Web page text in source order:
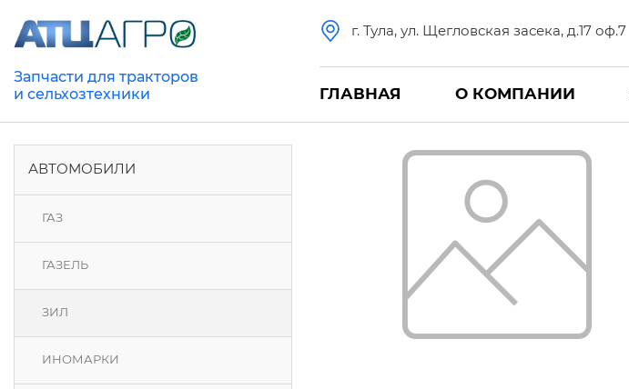
Запчасти для тракторов
и сельхозтехники
г. Тула, ул. Щегловская засека, д.17 оф.7
ГЛАВНАЯ О КОМПАНИИ
АВТОМОБИЛИ
ГАЗ
ГАЗЕЛЬ
ЗИЛ
ИНОМАРКИ